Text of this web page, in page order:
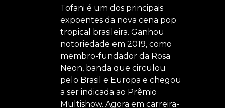
Tofani é um dos principais
expoentes da nova cena pop
tropical brasileira. Ganhou
notoriedade em 2019, como
membro-fundador da Rosa
Neon, banda que circulou
pelo Brasil e Europa e chegou
a ser indicada ao Prêmio
Multishow. Agora em carreira-